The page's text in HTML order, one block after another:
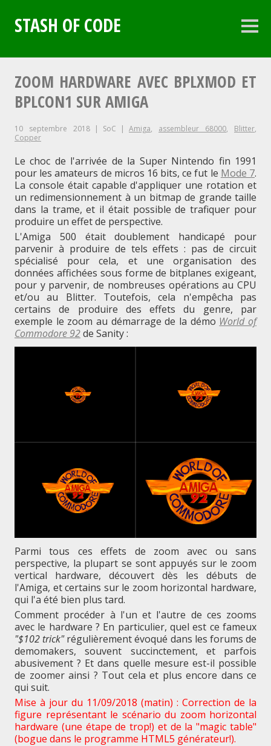
contenu
STASH OF CODE
ZOOM HARDWARE AVEC BPLXMOD ET
BPLCON1 SUR AMIGA
10 septembre 2018 SoC Amiga, assembleur 68000, Blitter,
Copper
Le choc de l'arrivée de la Super Nintendo fin 1991
pour les amateurs de micros 16 bits, ce fut le Mode 7.
La console était capable d'appliquer une rotation et
un redimensionnement à un bitmap de grande taille
dans la trame, et il était possible de trafiquer pour
produire un effet de perspective.
L'Amiga 500 était doublement handicapé pour
parvenir à produire de tels effets : pas de circuit
spécialisé pour cela, et une organisation des
données affichées sous forme de bitplanes exigeant,
pour y parvenir, de nombreuses opérations au CPU
et/ou au Blitter. Toutefois, cela n'empêcha pas
certains de produire des effets du genre, par
exemple le zoom au démarrage de la démo World of
Commodore 92de Sanity :
Parmi tous ces effets de zoom avec ou sans
perspective, la plupart se sont appuyés sur le zoom
vertical hardware, découvert dès les débuts de
l'Amiga, et certains sur le zoom horizontal hardware,
qui l'a été bien plus tard.
Comment procéder à l'un et l'autre de ces zooms
avec le hardware ? En particulier, quel est ce fameux
"$102 trick"régulièrement évoqué dans les forums de
demomakers, souvent succinctement, et parfois
abusivement ? Et dans quelle mesure est-il possible
de zoomer ainsi ? Tout cela et plus encore dans ce
qui suit.
Mise à jour du 11/09/2018 (matin) : Correction de la
figure représentant le scénario du zoom horizontal
hardware (une étape de trop!) et de la "magic table"
(bogue dans le programme HTML5 générateur!).